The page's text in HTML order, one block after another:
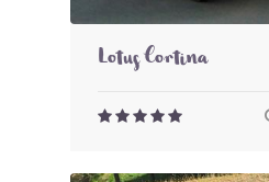
Lotus Cortina